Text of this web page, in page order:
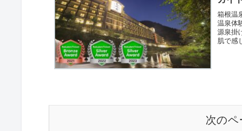
箱根温
温泉体
源泉掛
肌で感
です
次のペ